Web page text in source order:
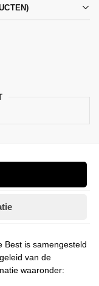
Best is samengesteld
van de
waaronder: